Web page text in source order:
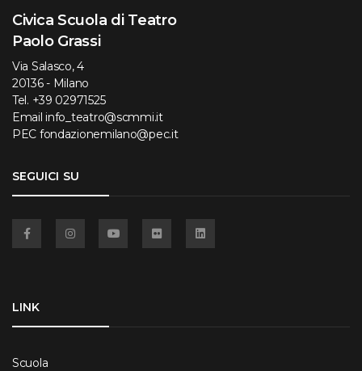
Civica Scuola di Teatro
Paolo Grassi
Via Salasco, 4
20136 - Milano
Tel. +39 02971525
Email info_teatro@scmmi.it
PEC fondazionemilano@pec.it
SEGUICI SU
LINK
Scuola